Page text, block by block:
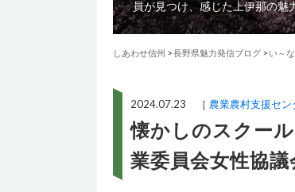
員が見つけ、感じた上伊那の魅
しあわせ信州 >長野県魅力発信ブログ > い～
2024.07.23 ［ 農業農村支援セン
懐かしのスクー
業委員会女性協議